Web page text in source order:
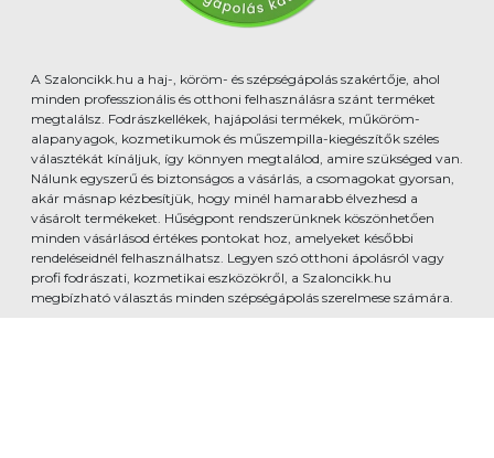
A Szaloncikk.hu a haj-, köröm- és szépségápolás szakértője, ahol
minden professzionális és otthoni felhasználásra szánt terméket
megtalálsz. Fodrászkellékek, hajápolási termékek, műköröm-
alapanyagok, kozmetikumok és műszempilla-kiegészítők széles
választékát kínáljuk, így könnyen megtalálod, amire szükséged van.
Nálunk egyszerű és biztonságos a vásárlás, a csomagokat gyorsan,
akár másnap kézbesítjük, hogy minél hamarabb élvezhesd a
vásárolt termékeket. Hűségpont rendszerünknek köszönhetően
minden vásárlásod értékes pontokat hoz, amelyeket későbbi
rendeléseidnél felhasználhatsz. Legyen szó otthoni ápolásról vagy
profi fodrászati, kozmetikai eszközökről, a Szaloncikk.hu
megbízható választás minden szépségápolás szerelmese számára.